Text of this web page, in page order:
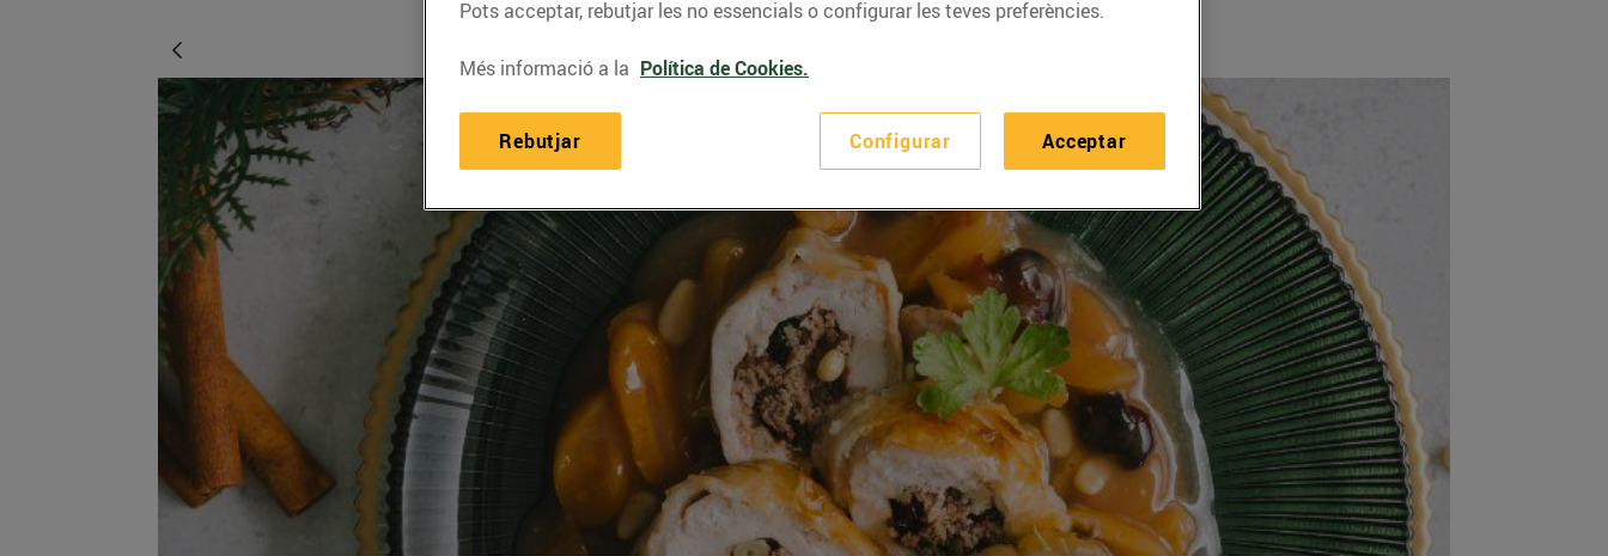
Pots acceptar, rebutjar les no essencials o configurar les teves preferències.
Més informació a la Política de Cookies.
Configurar
Rebutjar Acceptar